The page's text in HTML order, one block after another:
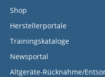
Shop
Herstellerportale
Trainingskataloge
Newsportal
Altgeräte-Rücknahme/